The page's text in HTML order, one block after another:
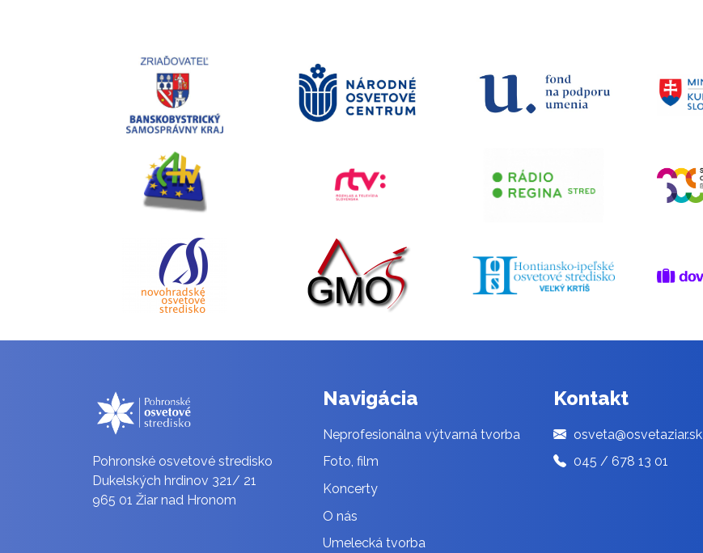
Pohronské osvetové stredisko
Dukelských hrdinov 321/ 21
965 01 Žiar nad Hronom
Navigácia
Neprofesionálna výtvarná tvorba
Foto, film
Koncerty
O nás
Umelecká tvorba
Kontakt
osveta@osvetaziar.sk
045 / 678 13 01